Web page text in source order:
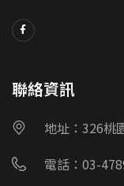
聯絡資訊
地址：326桃
電話：03-